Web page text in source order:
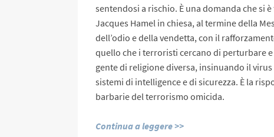
sentendosi a rischio. È una domanda che si
Jacques Hamel in chiesa, al termine della
dell’odio e della vendetta, con il
quello che i terroristi cercano di perturbare
gente di religione diversa, insinuando il
sistemi di intelligence e di sicurezza. È la
barbarie del terrorismo omicida.
Continua a leggere >>